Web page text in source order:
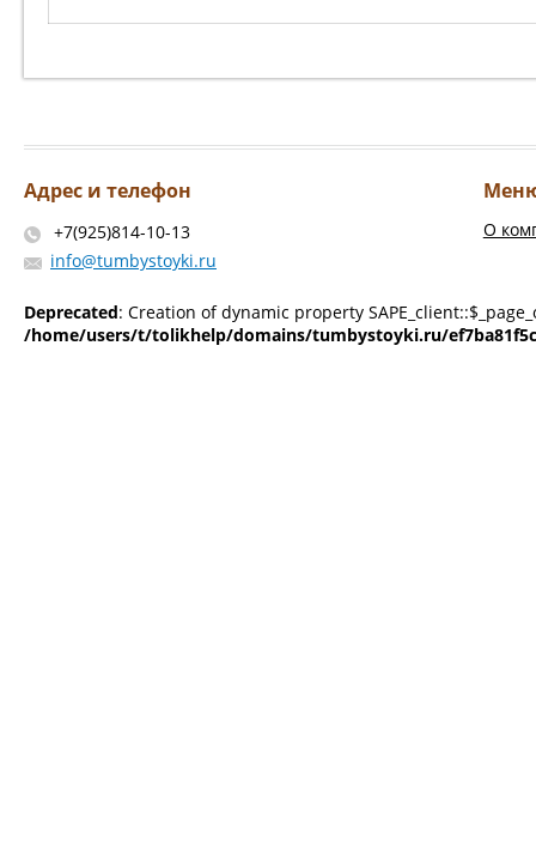
Адрес и телефон
+7(925)814-10-13
info@tumbystoyki.ru
О
Deprecated: Creation of dynamic property
/home/users/t/tolikhelp/domains/tumbystoyki.ru/